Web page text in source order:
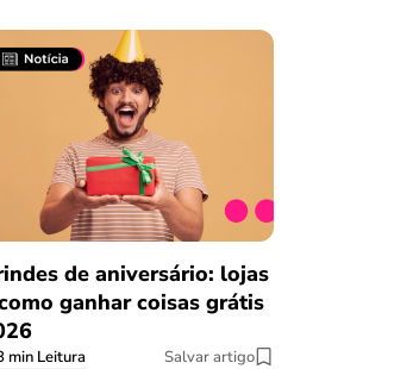
de aniversário: lojas
ganhar coisas grátis
min Leitura Salvar artigo